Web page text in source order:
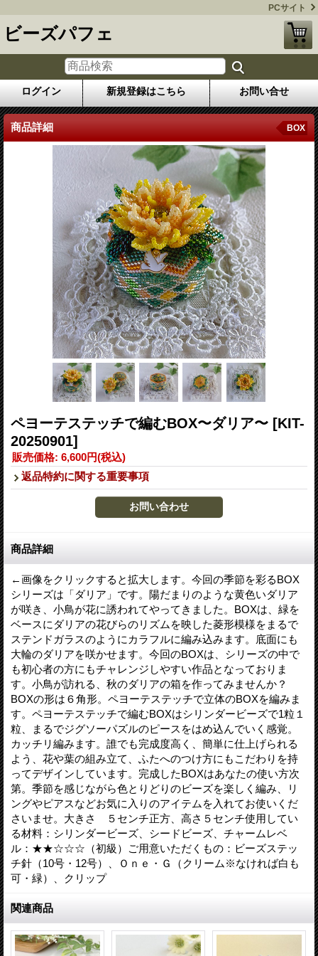
PCサイト
ビーズパフェ
ログイン 新規登録はこちら お問い合せ
商品詳細 BOX
ペヨーテステッチで編むBOX〜ダリア〜 [KIT-
20250901]
販売価格: 6,600円(税込)
返品特約に関する重要事項
商品詳細
←画像をクリックすると拡大します。今回の季節を彩るBOX
シリーズは「ダリア」です。陽だまりのような黄色いダリア
が咲き、小鳥が花に誘われてやってきました。BOXは、緑を
ベースにダリアの花びらのリズムを映した菱形模様をまるで
ステンドガラスのようにカラフルに編み込みます。底面にも
大輪のダリアを咲かせます。今回のBOXは、シリーズの中で
も初心者の方にもチャレンジしやすい作品となっておりま
す。小鳥が訪れる、秋のダリアの箱を作ってみませんか？
BOXの形は６角形。ペヨーテステッチで立体のBOXを編みま
す。ペヨーテステッチで編むBOXはシリンダービーズで1粒１
粒、まるでジグソーパズルのピースをはめ込んでいく感覚。
カッチリ編みます。誰でも完成度高く、簡単に仕上げられる
よう、花や葉の組み立て、ふたへのつけ方にもこだわりを持
ってデザインしています。完成したBOXはあなたの使い方次
第。季節を感じながら色とりどりのビーズを楽しく編み、リ
ングやピアスなどお気に入りのアイテムを入れてお使いくだ
さいませ。大きさ ５センチ正方、高さ５センチ使用してい
る材料：シリンダービーズ、シードビーズ、チャームレベ
ル：★★☆☆☆（初級）ご用意いただくもの：ビーズステッ
チ針（10号・12号）、Ｏｎｅ・Ｇ（クリーム※なければ白も
可・緑）、クリップ
関連商品